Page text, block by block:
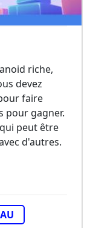
riche,
devez
faire
pour gagner.
peut être
d'autres.